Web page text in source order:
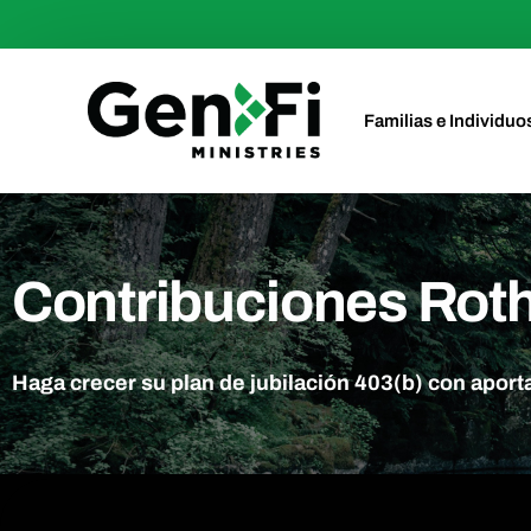
Familias e
Inversiones
Inversiones para
Jubilación
Contribuciones
Haga crecer su plan de jubilación 403(b) con